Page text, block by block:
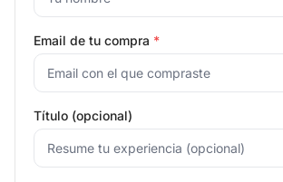
Email de tu compra *
Título (opcional)